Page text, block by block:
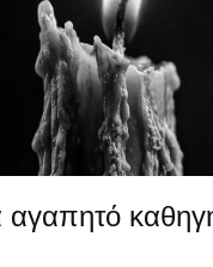
αγαπητό